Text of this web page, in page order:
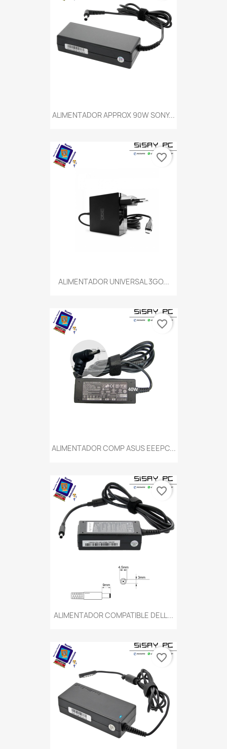
ALIMENTADOR APPROX 90W SONY...
ALIMENTADOR UNIVERSAL 3GO...
favorite_border
ALIMENTADOR COMP ASUS EEEPC...
favorite_border
ALIMENTADOR COMPATIBLE DELL...
favorite_border
favorite_border